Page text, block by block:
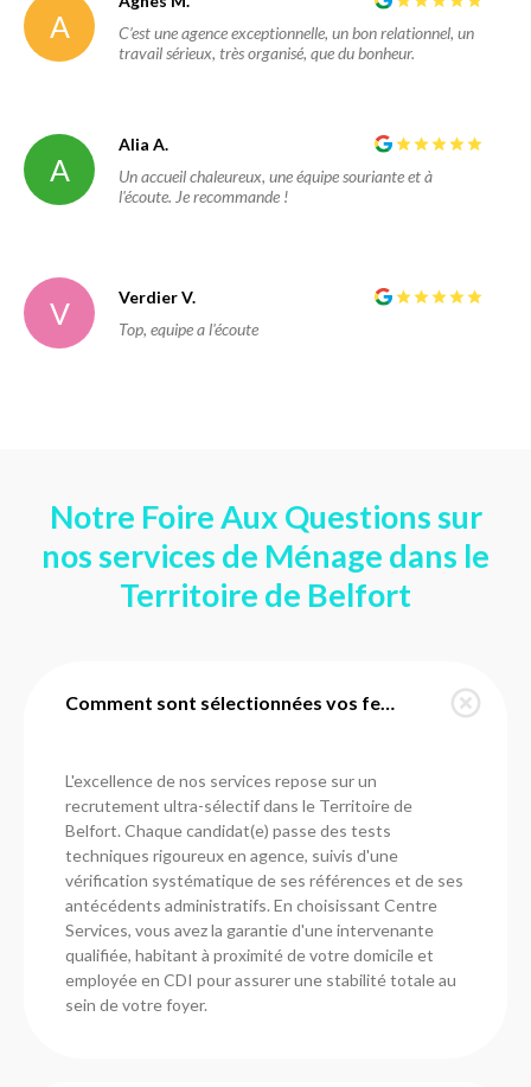
A
C’est une agence exceptionnelle, un bon relationnel, un
travail sérieux, très organisé, que du bonheur.
A
Alia A.
Un accueil chaleureux, une équipe souriante et à
l'écoute. Je recommande !
V
Verdier V.
Top, equipe a l'écoute
Notre Foire Aux Questions sur
nos services de Ménage dans le
Territoire de Belfort
Comment sont sélectionnées vos femmes de ménage dans le Territoire de Belfort ?
L'excellence de nos services repose sur un
recrutement ultra-sélectif dans le Territoire de
Belfort. Chaque candidat(e) passe des tests
techniques rigoureux en agence, suivis d'une
vérification systématique de ses références et de ses
antécédents administratifs. En choisissant Centre
Services, vous avez la garantie d'une intervenante
qualifiée, habitant à proximité de votre domicile et
employée en CDI pour assurer une stabilité totale au
sein de votre foyer.